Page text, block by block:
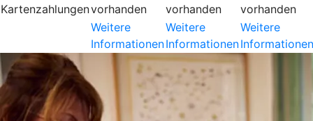
Kartenzahlungenvorhanden
vorhanden
vorhanden
Weitere
Informationen
Weitere
Informationen
Weitere
Informationen